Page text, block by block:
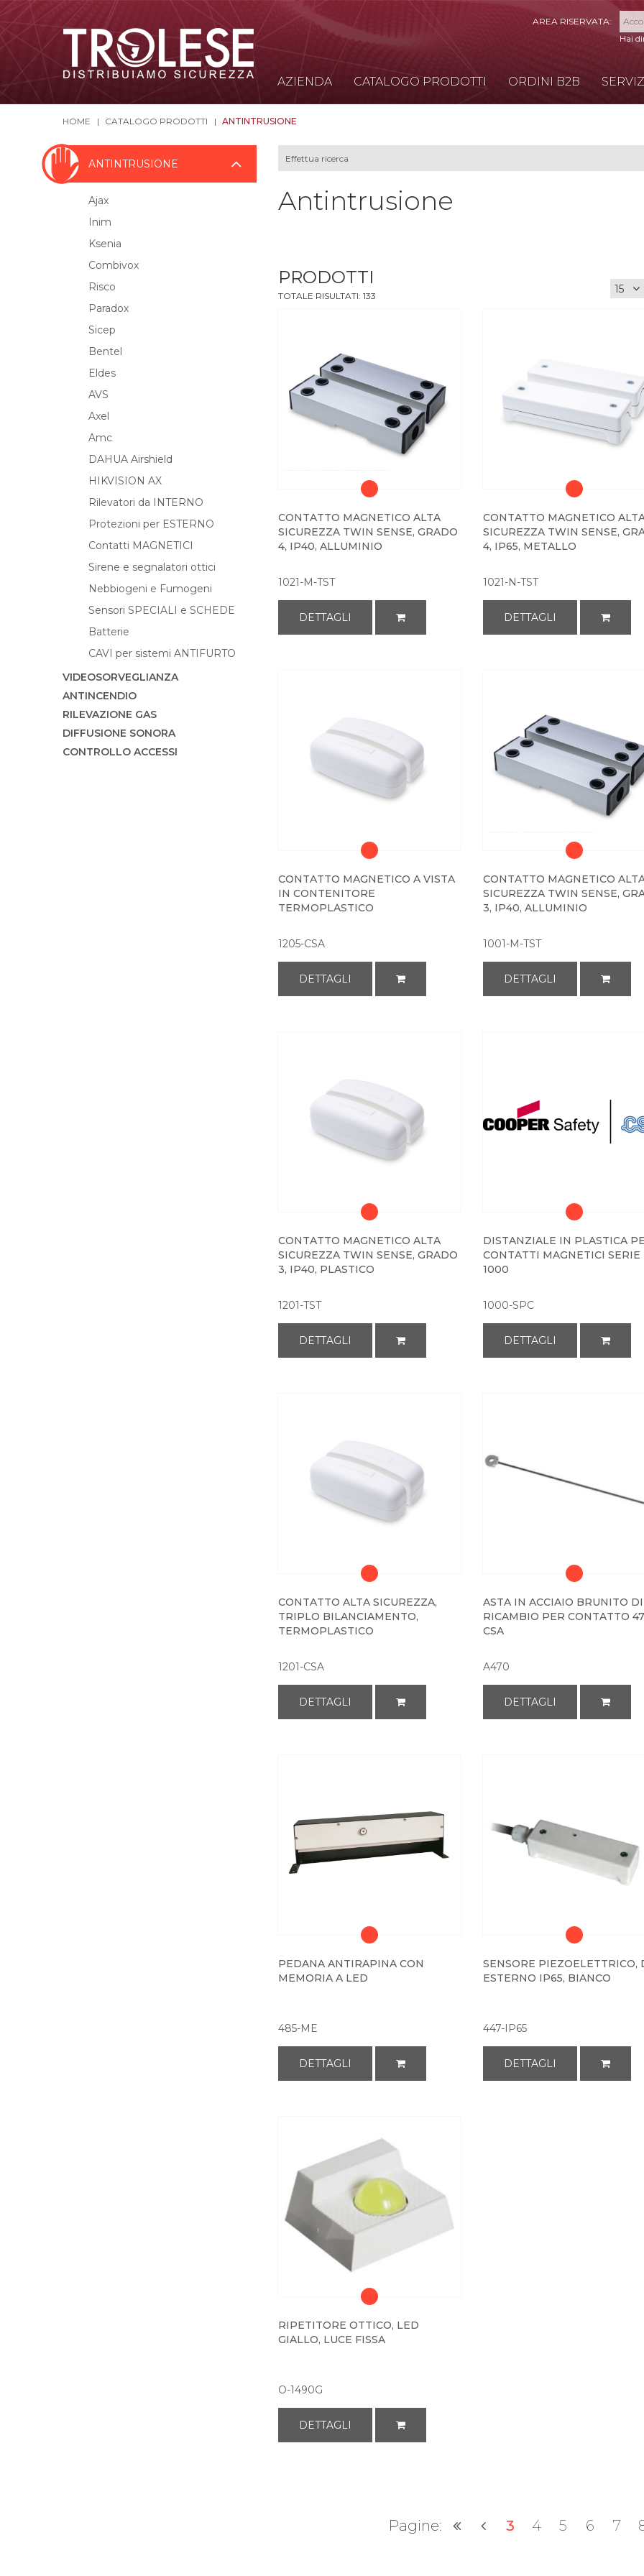
Hai
AZIENDA CATALOGO PRODOTTI ORDINI B2B
HOME CATALOGO PRODOTTI ANTINTRUSIONE
Antintrusione
PRODOTTI
TOTALE RISULTATI: 133
CONTATTO MAGNETICO ALTA
SICUREZZA TWIN SENSE, GRADO
4, IP40, ALLUMINIO
1021-M-TST
DETTAGLI
CONTATTO MAGNETICO
SICUREZZA TWIN SENSE,
4, IP65, METALLO
1021-N-TST
DETTAGLI
CONTATTO MAGNETICO A VISTA
IN CONTENITORE
TERMOPLASTICO
1205-CSA
DETTAGLI
CONTATTO MAGNETICO
SICUREZZA TWIN SENSE,
3, IP40, ALLUMINIO
1001-M-TST
DETTAGLI
CONTATTO MAGNETICO ALTA
SICUREZZA TWIN SENSE, GRADO
3, IP40, PLASTICO
1201-TST
DETTAGLI
DISTANZIALE IN PLASTICA
CONTATTI MAGNETICI SERIE
1000
1000-SPC
DETTAGLI
CONTATTO ALTA SICUREZZA,
TRIPLO BILANCIAMENTO,
TERMOPLASTICO
1201-CSA
DETTAGLI
ASTA IN ACCIAIO BRUNITO DI
RICAMBIO PER CONTATTO
CSA
A470
DETTAGLI
PEDANA ANTIRAPINA CON
MEMORIA A LED
485-ME
DETTAGLI
SENSORE PIEZOELETTRICO,
ESTERNO IP65, BIANCO
447-IP65
DETTAGLI
RIPETITORE OTTICO, LED
GIALLO, LUCE FISSA
O-1490G
DETTAGLI
Pagine: 3 4 5 6 7
VIDEOSORVEGLIANZA
ANTINTRUSIONE
Ajax
Inim
Ksenia
Combivox
Risco
Paradox
Sicep
Bentel
Eldes
AVS
Axel
Amc
DAHUA Airshield
HIKVISION AX
Rilevatori da INTERNO
Protezioni per ESTERNO
Contatti MAGNETICI
Sirene e segnalatori ottici
Nebbiogeni e Fumogeni
Sensori SPECIALI e SCHEDE
Batterie
CAVI per sistemi ANTIFURTO
ANTINCENDIO
RILEVAZIONE GAS
DIFFUSIONE SONORA
CONTROLLO ACCESSI